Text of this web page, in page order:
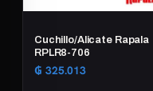
Cuchillo/Alicate Rapala
RPLR8-706
₲ 325.013